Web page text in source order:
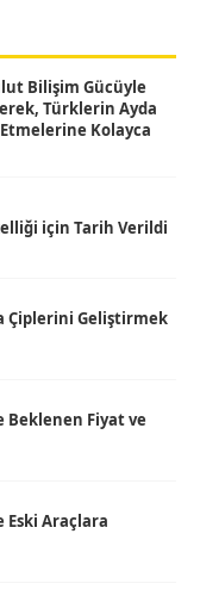
Bilişim Gücüyle
Türklerin Ayda
Etmelerine Kolayca
için Tarih Verildi
Çiplerini Geliştirmek
Beklenen Fiyat ve
Eski Araçlara